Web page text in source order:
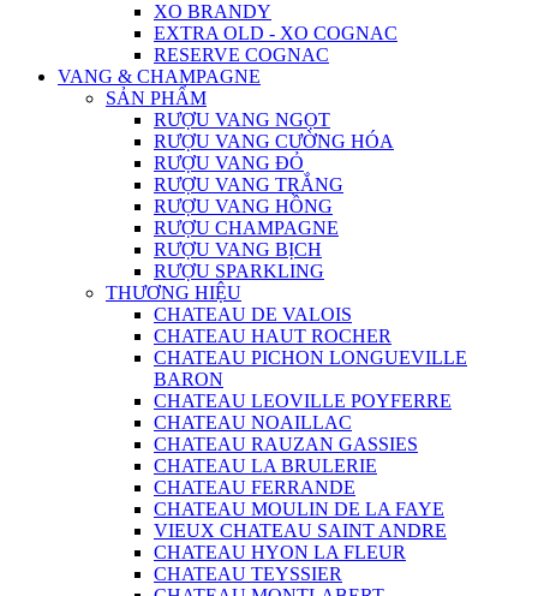
XO BRANDY
EXTRA OLD - XO COGNAC
RESERVE COGNAC
VANG & CHAMPAGNE
SẢN PHẨM
RƯỢU VANG NGỌT
RƯỢU VANG CƯỜNG HÓA
RƯỢU VANG ĐỎ
RƯỢU VANG TRẮNG
RƯỢU VANG HỒNG
RƯỢU CHAMPAGNE
RƯỢU VANG BỊCH
RƯỢU SPARKLING
THƯƠNG HIỆU
CHATEAU DE VALOIS
CHATEAU HAUT ROCHER
CHATEAU PICHON LONGUEVILLE
BARON
CHATEAU LEOVILLE POYFERRE
CHATEAU NOAILLAC
CHATEAU RAUZAN GASSIES
CHATEAU LA BRULERIE
CHATEAU FERRANDE
CHATEAU MOULIN DE LA FAYE
VIEUX CHATEAU SAINT ANDRE
CHATEAU HYON LA FLEUR
CHATEAU TEYSSIER